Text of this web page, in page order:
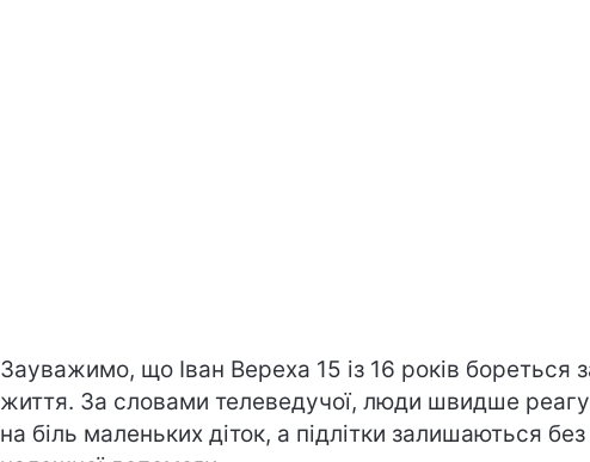
Зауважимо, що Іван Вереха 15 із 16 років бореться
життя. За словами телеведучої, люди швидше
на біль маленьких діток, а підлітки залишаються без